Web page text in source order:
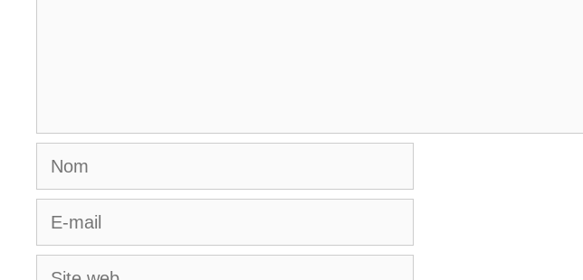
Nom
E-
mail
Site